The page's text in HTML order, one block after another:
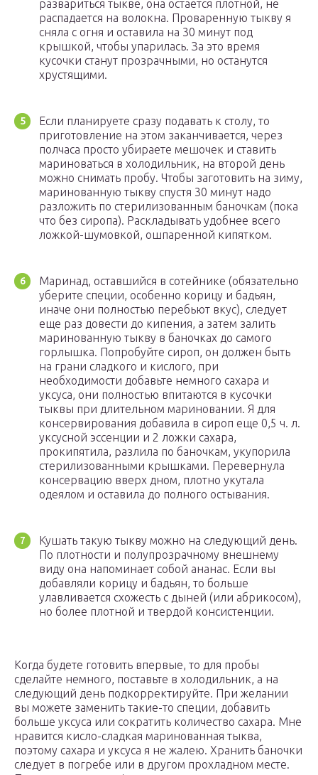
развариться тыкве, она остается плотной, не
распадается на волокна. Проваренную тыкву я
сняла с огня и оставила на 30 минут под
крышкой, чтобы упарилась. За это время
кусочки станут прозрачными, но останутся
хрустящими.
Если планируете сразу подавать к столу, то
приготовление на этом заканчивается, через
полчаса просто убираете мешочек и ставить
мариноваться в холодильник, на второй день
можно снимать пробу. Чтобы заготовить на зиму,
маринованную тыкву спустя 30 минут надо
разложить по стерилизованным баночкам (пока
что без сиропа). Раскладывать удобнее всего
ложкой-шумовкой, ошпаренной кипятком.
Маринад, оставшийся в сотейнике (обязательно
уберите специи, особенно корицу и бадьян,
иначе они полностью перебьют вкус), следует
еще раз довести до кипения, а затем залить
маринованную тыкву в баночках до самого
горлышка. Попробуйте сироп, он должен быть
на грани сладкого и кислого, при
необходимости добавьте немного сахара и
уксуса, они полностью впитаются в кусочки
тыквы при длительном мариновании. Я для
консервирования добавила в сироп еще 0,5 ч. л.
уксусной эссенции и 2 ложки сахара,
прокипятила, разлила по баночкам, укупорила
стерилизованными крышками. Перевернула
консервацию вверх дном, плотно укутала
одеялом и оставила до полного остывания.
Кушать такую тыкву можно на следующий день.
По плотности и полупрозрачному внешнему
виду она напоминает собой ананас. Если вы
добавляли корицу и бадьян, то больше
улавливается схожесть с дыней (или абрикосом),
но более плотной и твердой консистенции.
Когда будете готовить впервые, то для пробы
сделайте немного, поставьте в холодильник, а на
следующий день подкорректируйте. При желании
вы можете заменить такие-то специи, добавить
больше уксуса или сократить количество сахара. Мне
нравится кисло-сладкая маринованная тыква,
поэтому сахара и уксуса я не жалею. Хранить баночки
следует в погребе или в другом прохладном месте.